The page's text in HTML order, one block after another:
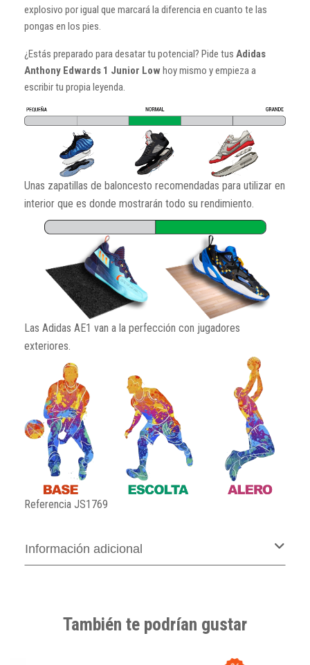
explosivo por igual que marcará la diferencia en cuanto te las
pongas en los pies.
¿Estás preparado para desatar tu potencial? Pide tus Adidas
Anthony Edwards 1 Junior Lowhoy mismo y empieza a
escribir tu propia leyenda.
Unas zapatillas de baloncesto recomendadas para utilizar en
interior que es donde mostrarán todo su rendimiento.
Las Adidas AE1 van a la perfección con jugadores
exteriores.
Referencia JS1769
Información adicional
También te podrían gustar